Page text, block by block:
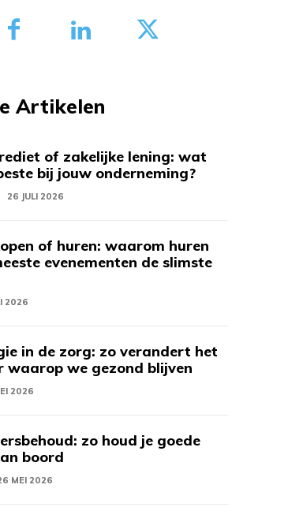
Artikelen
of zakelijke lening: wat
bij jouw onderneming?
26 JULI 2026
of huren: waarom huren
evenementen de slimste
2026
in de zorg: zo verandert het
waarop we gezond blijven
2026
zo houd je goede
boord
MEI 2026